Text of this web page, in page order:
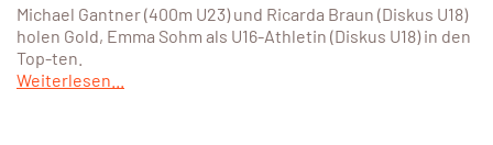
Michael Gantner (400m U23) und Ricarda Braun (Diskus U18)
holen Gold, Emma Sohm als U16-Athletin (Diskus U18) in den
Top-ten.
Weiterlesen...